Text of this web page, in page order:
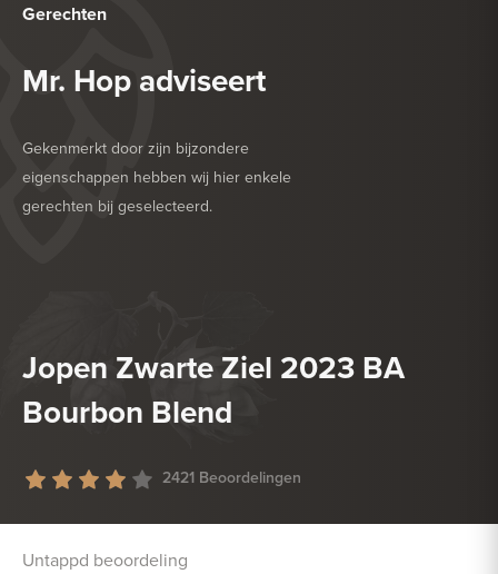
Gerechten
Mr. Hop adviseert
Gekenmerkt door zijn bijzondere
eigenschappen hebben wij hier enkele
gerechten bij geselecteerd.
HEERLIJK BIJ
Jopen Zwarte Ziel 2023 BA
Bourbon Blend
2421 Beoordelingen
Untappd beoordeling